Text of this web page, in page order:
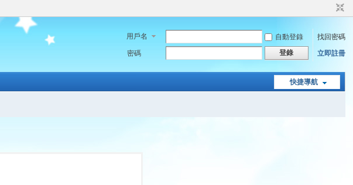
用戶名 自動登錄
找回密碼
密碼
登錄 立即註冊
快捷導航